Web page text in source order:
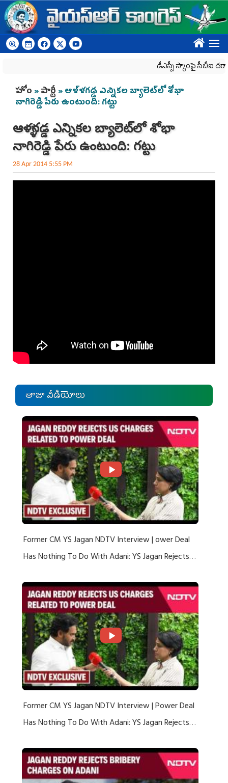
Skip to main content
????
డీఎస్సీ స్కాంపై సీబీఐ
You are here
హోం »పార్టీ » ఆళ్ళగడ్డ ఎన్నికల బ్యాలెట్‌లో శోభా
నాగిరెడ్డి పేరు ఉంటుంది: గట్టు
ఆళ్ళగడ్డ ఎన్నికల బ్యాలెట్‌లో శోభా
నాగిరెడ్డి పేరు ఉంటుంది: గట్టు
28 Apr 2014 5:55 PM
తాజా వీడియోలు
Former CM YS Jagan NDTV Interview | ower Deal
Has Nothing To Do With Adani: YS Jagan Rejects
Former CM YS Jagan NDTV Interview | Power Deal
Has Nothing To Do With Adani: YS Jagan Rejects